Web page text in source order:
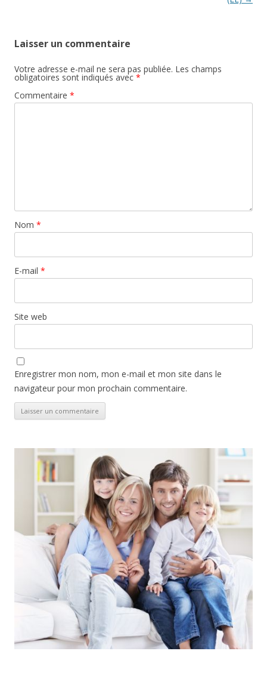
Laisser un commentaire
Votre adresse e-mail ne sera pas publiée. Les champs
obligatoires sont indiqués avec *
Commentaire *
Nom *
E-mail *
Site web
Enregistrer mon nom, mon e-mail et mon site dans le
navigateur pour mon prochain commentaire.